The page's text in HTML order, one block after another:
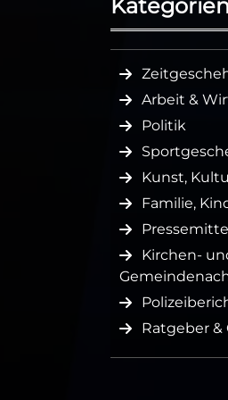
Kategorien
Arbeit &
Politik
Kunst,
Familie,
Kirchen-
Ratgeber